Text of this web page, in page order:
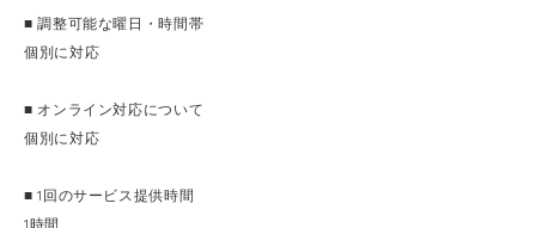
■ 調整可能な曜日・時間帯
個別に対応
■ オンライン対応について
個別に対応
■ 1回のサービス提供時間
1時間